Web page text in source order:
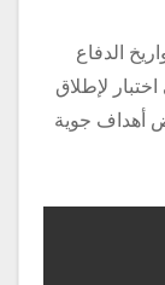
الدفاع
لإطلاق
أهداف جوية